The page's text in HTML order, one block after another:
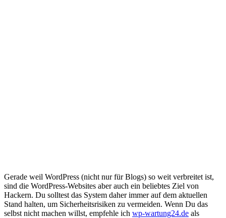
Gerade weil WordPress (nicht nur für Blogs) so weit verbreitet ist,
sind die WordPress-Websites aber auch ein beliebtes Ziel von
Hackern. Du solltest das System daher immer auf dem aktuellen
Stand halten, um Sicherheitsrisiken zu vermeiden. Wenn Du das
selbst nicht machen willst, empfehle ich wp-wartung24.de als